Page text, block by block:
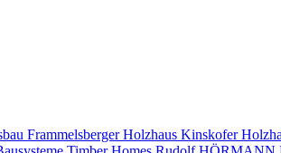
Frammelsberger Holzhaus Kinskofer